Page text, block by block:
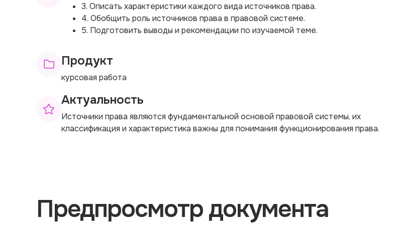
3. Описать характеристики каждого вида источников права.
4. Обобщить роль источников права в правовой системе.
5. Подготовить выводы и рекомендации по изучаемой теме.
Продукт
курсовая работа
Актуальность
Источники права являются фундаментальной основой правовой системы, их
классификация и характеристика важны для понимания функционирования права.
Предпросмотр документа